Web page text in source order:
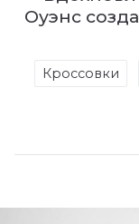
Оуэнс
Кроссовки